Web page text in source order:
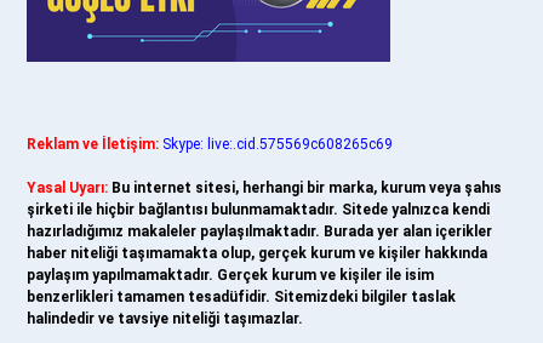
Reklam ve İletişim: Skype: live:.cid.575569c608265c69
Yasal Uyarı: Bu internet sitesi, herhangi bir marka, kurum veya şahıs
şirketi ile hiçbir bağlantısı bulunmamaktadır. Sitede yalnızca kendi
hazırladığımız makaleler paylaşılmaktadır. Burada yer alan içerikler
haber niteliği taşımamakta olup, gerçek kurum ve kişiler hakkında
paylaşım yapılmamaktadır. Gerçek kurum ve kişiler ile isim
benzerlikleri tamamen tesadüfidir. Sitemizdeki bilgiler taslak
halindedir ve tavsiye niteliği taşımazlar.